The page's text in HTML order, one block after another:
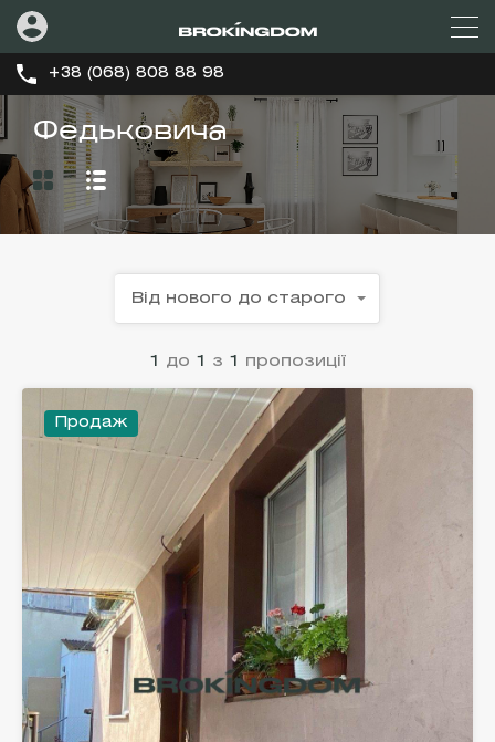
+38 (068) 808 88 98
Федьковича
1 до 1 з 1 пропозиції
Від нового до старого
Продаж